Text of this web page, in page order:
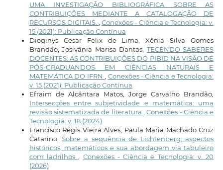
UMA INVESTIGAÇÃO BIBLIOGRÁFICA SOBRE AS
CONTRIBUIÇÕES MEDIANTE A CATALOGAÇÃO DE
RECURSOS DIGITAIS.
,Conexões - Ciência e Tecnologia: v.
15 (2021): Publicação Contínua
Dioginys Cesar Felix de Lima, Xênia Silva Gomes
Brandão, Josivânia Marisa Dantas, TECENDO SABERES
DOCENTES: AS CONTRIBUIÇÕES DO PIBID NA VISÃO DE
PÓS-GRADUANDOS EM CIÊNCIAS NATURAIS E
MATEMÁTICA DO IFRN
Conexões - Ciência e Tecnologia:
v. 15 (2021): Publicação Contínua
Efraim de Alcântara Matos, Jorge Carvalho Brandão,
Intersecções entre subjetividade e matemática: uma
revisão sistematizada de literatura
,Conexões - Ciência e
Tecnologia: v. 18 (2024)
Francisco Régis Vieira Alves, Paula Maria Machado Cruz
Catarino,Sobre a sequência de Lichtenberg: aspectos
históricos, matemáticos e sua abordagem via tabuleiro
com ladrilhos
Conexões - Ciência e Tecnologia: v. 20
(2026)